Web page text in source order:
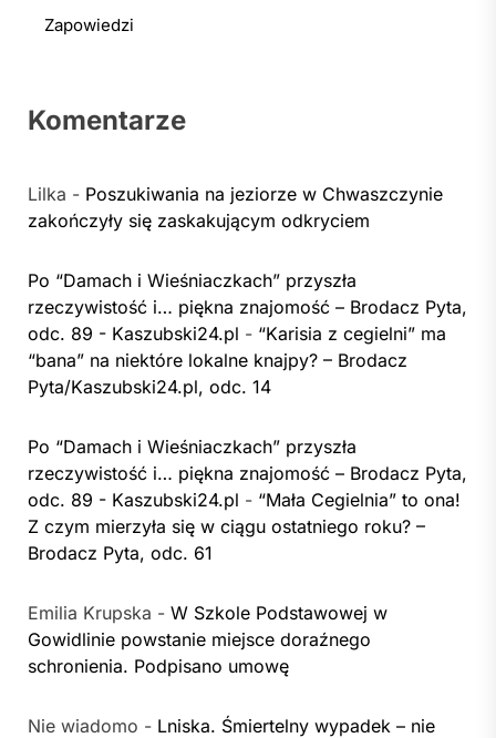
Zapowiedzi
Komentarze
Lilka - Poszukiwania na jeziorze w Chwaszczynie
zakończyły się zaskakującym odkryciem
Po “Damach i Wieśniaczkach” przyszła
rzeczywistość i… piękna znajomość – Brodacz Pyta,
odc. 89 - Kaszubski24.pl - “Karisia z cegielni” ma
“bana” na niektóre lokalne knajpy? – Brodacz
Pyta/Kaszubski24.pl, odc. 14
Po “Damach i Wieśniaczkach” przyszła
rzeczywistość i… piękna znajomość – Brodacz Pyta,
odc. 89 - Kaszubski24.pl - “Mała Cegielnia” to ona!
Z czym mierzyła się w ciągu ostatniego roku? –
Brodacz Pyta, odc. 61
Emilia Krupska - W Szkole Podstawowej w
Gowidlinie powstanie miejsce doraźnego
schronienia. Podpisano umowę
Nie wiadomo - Lniska. Śmiertelny wypadek – nie